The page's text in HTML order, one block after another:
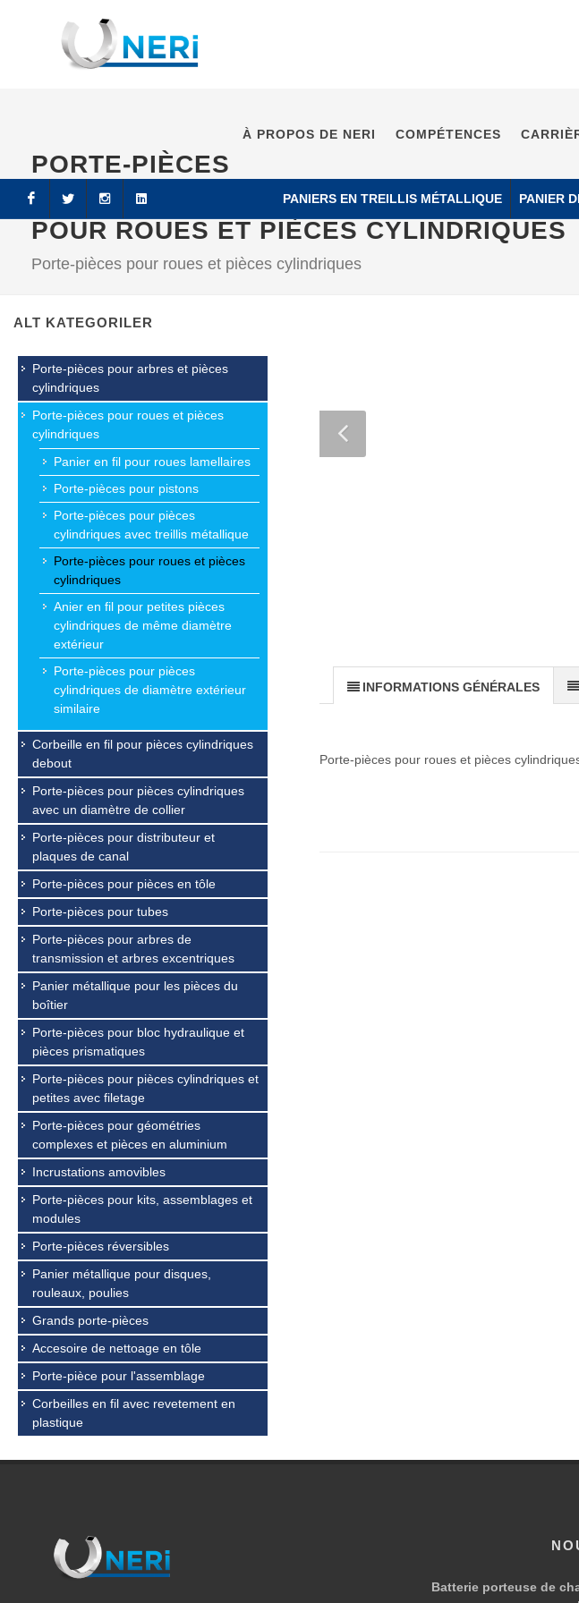
À PROPOS DE NERI COMPÉTENCES
FacebookTwitter InstagramLinkedIn
PANIERS EN TREILLIS MÉTALLIQUE PANIER
PORTE-PIÈCES
POUR ROUES ET PIÈCES CYLINDRIQUES
Porte-pièces pour roues et pièces cylindriques
INFORMATIONS GÉNÉRALES
Porte-pièces pour roues et pièces
ALT KATEGORILER
Porte-pièces pour arbres et pièces
cylindriques
Porte-pièces pour roues et pièces
cylindriques
Panier en fil pour roues lamellaires
Porte-pièces pour pistons
Porte-pièces pour pièces
cylindriques avec treillis métallique
Porte-pièces pour roues et pièces
cylindriques
Anier en fil pour petites pièces
cylindriques de même diamètre
extérieur
Porte-pièces pour pièces
cylindriques de diamètre extérieur
similaire
Corbeille en fil pour pièces cylindriques
debout
Porte-pièces pour pièces cylindriques
avec un diamètre de collier
Porte-pièces pour distributeur et
plaques de canal
Porte-pièces pour pièces en tôle
Porte-pièces pour tubes
Porte-pièces pour arbres de
transmission et arbres excentriques
Panier métallique pour les pièces du
boîtier
Porte-pièces pour bloc hydraulique et
pièces prismatiques
Porte-pièces pour pièces cylindriques et
petites avec filetage
Porte-pièces pour géométries
complexes et pièces en aluminium
Incrustations amovibles
Porte-pièces pour kits, assemblages et
modules
Porte-pièces réversibles
Panier métallique pour disques,
rouleaux, poulies
Grands porte-pièces
Accesoire de nettoage en tôle
Porte-pièce pour l'assemblage
Corbeilles en fil avec revetement en
plastique
Batterie porteuse de